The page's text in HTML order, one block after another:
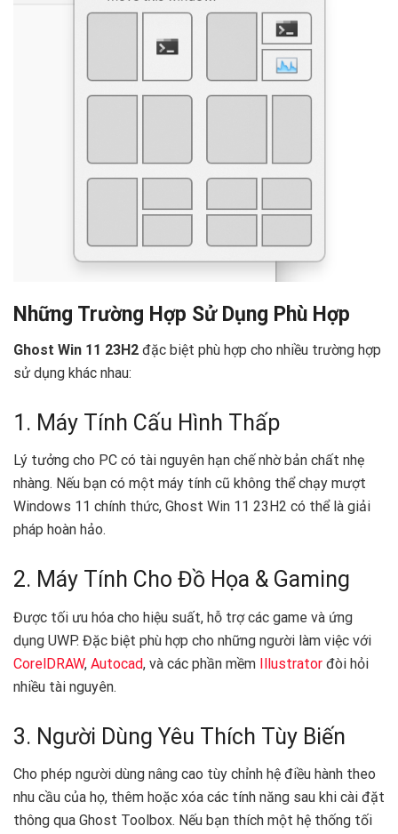
Những Trường Hợp Sử Dụng Phù Hợp
Ghost Win 11 23H2 đặc biệt phù hợp cho nhiều trường hợp
sử dụng khác nhau:
1. Máy Tính Cấu Hình Thấp
Lý tưởng cho PC có tài nguyên hạn chế nhờ bản chất nhẹ
nhàng. Nếu bạn có một máy tính cũ không thể chạy mượt
Windows 11 chính thức, Ghost Win 11 23H2 có thể là giải
pháp hoàn hảo.
2. Máy Tính Cho Đồ Họa & Gaming
Được tối ưu hóa cho hiệu suất, hỗ trợ các game và ứng
dụng UWP. Đặc biệt phù hợp cho những người làm việc với
CorelDRAW, Autocad, và các phần mềm Illustrator đòi hỏi
nhiều tài nguyên.
3. Người Dùng Yêu Thích Tùy Biến
Cho phép người dùng nâng cao tùy chỉnh hệ điều hành theo
nhu cầu của họ, thêm hoặc xóa các tính năng sau khi cài đặt
thông qua Ghost Toolbox. Nếu bạn thích một hệ thống tối